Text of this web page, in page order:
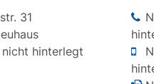
31
hinterlegt